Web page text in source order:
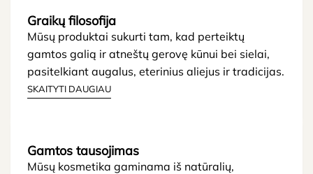
Graikų filosofija
Mūsų produktai sukurti tam, kad perteiktų
gamtos galią ir atneštų gerovę kūnui bei sielai,
pasitelkiant augalus, eterinius aliejus ir tradicijas.
SKAITYTI DAUGIAU
Gamtos tausojimas
Mūsų kosmetika gaminama iš natūralių,